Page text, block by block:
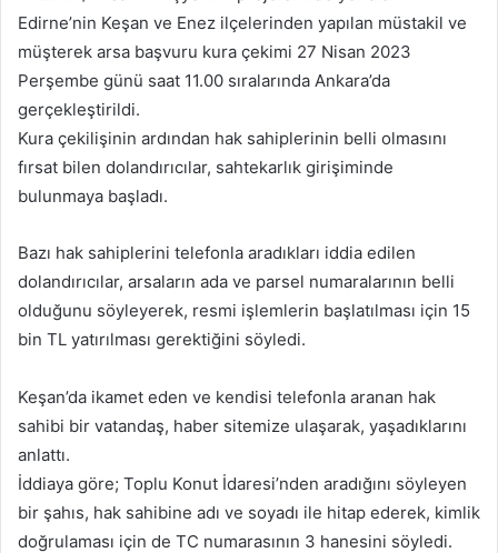
Edirne’nin Keşan ve Enez ilçelerinden yapılan müstakil ve
müşterek arsa başvuru kura çekimi 27 Nisan 2023
Perşembe günü saat 11.00 sıralarında Ankara’da
gerçekleştirildi.
Kura çekilişinin ardından hak sahiplerinin belli olmasını
fırsat bilen dolandırıcılar, sahtekarlık girişiminde
bulunmaya başladı.
Bazı hak sahiplerini telefonla aradıkları iddia edilen
dolandırıcılar, arsaların ada ve parsel numaralarının belli
olduğunu söyleyerek, resmi işlemlerin başlatılması için 15
bin TL yatırılması gerektiğini söyledi.
Keşan’da ikamet eden ve kendisi telefonla aranan hak
sahibi bir vatandaş, haber sitemize ulaşarak, yaşadıklarını
anlattı.
İddiaya göre; Toplu Konut İdaresi’nden aradığını söyleyen
bir şahıs, hak sahibine adı ve soyadı ile hitap ederek, kimlik
doğrulaması için de TC numarasının 3 hanesini söyledi.